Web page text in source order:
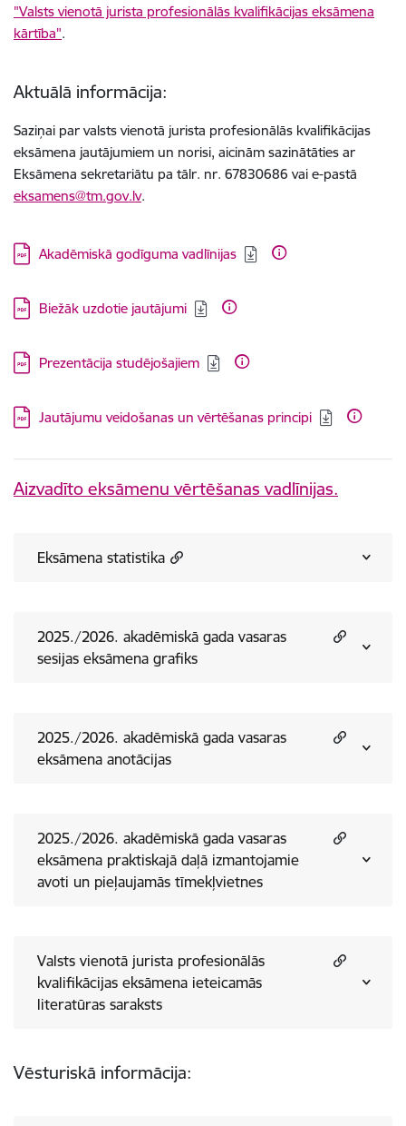
"Valsts vienotā jurista profesionālās kvalifikācijas eksāmena
kārtība".
Aktuālā informācija:
Saziņai par valsts vienotā jurista profesionālās kvalifikācijas
eksāmena jautājumiem un norisi, aicinām sazinātāties ar
Eksāmena sekretariātu pa tālr. nr. 67830686 vai e-pastā
eksamens@tm.gov.lv.
Lejupielādēt:
Akadēmiskā godīguma vadlīnijas
Lejupielādēt:
Biežāk uzdotie jautājumi
Lejupielādēt:
Prezentācija studējošajiem
Lejupielādēt:
Jautājumu veidošanas un vērtēšanas principi
Aizvadīto eksāmenu vērtēšanas vadlīnijas.
Eksāmena statistika
2025./2026. akadēmiskā gada vasaras
sesijas eksāmena grafiks
2025./2026. akadēmiskā gada vasaras
eksāmena anotācijas
2025./2026. akadēmiskā gada vasaras
eksāmena praktiskajā daļā izmantojamie
avoti un pieļaujamās tīmekļvietnes
Valsts vienotā jurista profesionālās
kvalifikācijas eksāmena ieteicamās
literatūras saraksts
Vēsturiskā informācija: